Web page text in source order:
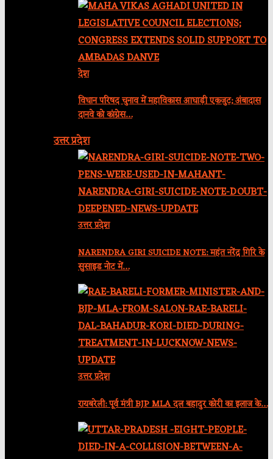
देश
विधान परिषद चुनाव में महाविकास आघाड़ी एकजुट; अंबादास
दानवे को कांग्रेस…
उत्तर प्रदेश
उत्तर प्रदेश
NARENDRA GIRI SUICIDE NOTE: महंत नरेंद्र गिरि के
सुसाइड नोट में…
उत्तर प्रदेश
रायबरेली: पूर्व मंत्री BJP MLA दल बहादुर कोरी का इलाज के…